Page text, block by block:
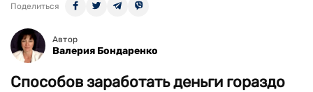
Поделиться
Автор
Валерия Бондаренко
Способов заработать деньги гораздо